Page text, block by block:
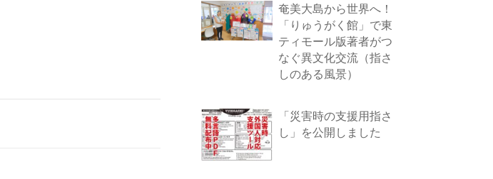
奄美大島から世界へ！
「りゅうがく館」で東
ティモール版著者がつ
なぐ異文化交流（指さ
しのある風景）
「災害時の支援用指さ
し」を公開しました